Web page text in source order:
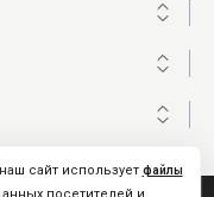
сайт использует файлы